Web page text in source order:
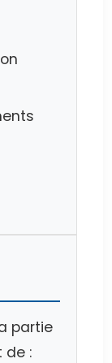
partie
de :